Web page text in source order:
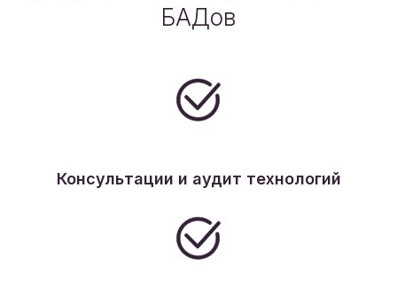
БАДов
Консультации и аудит технологий